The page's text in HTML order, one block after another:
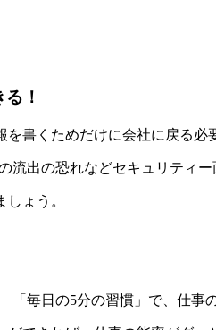
！
書くためだけに会社に戻る必
出の恐れなどセキュリティー
ょう。
「毎日の5分の習慣」で、仕事